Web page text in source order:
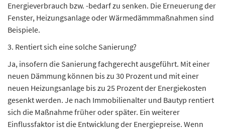
Energieverbrauch bzw. -bedarf zu senken. Die Erneuerung der
Fenster, Heizungsanlage oder Wärmedämmmaßnahmen sind
Beispiele.
3. Rentiert sich eine solche Sanierung?
Ja, insofern die Sanierung fachgerecht ausgeführt. Mit einer
neuen Dämmung können bis zu 30 Prozent und mit einer
neuen Heizungsanlage bis zu 25 Prozent der Energiekosten
gesenkt werden. Je nach Immobilienalter und Bautyp rentiert
sich die Maßnahme früher oder später. Ein weiterer
Einflussfaktor ist die Entwicklung der Energiepreise. Wenn